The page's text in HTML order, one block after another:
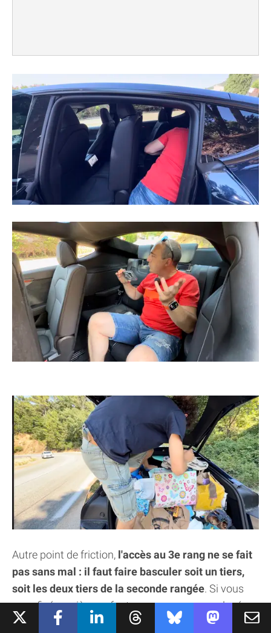
Autre point de friction, l'accès au 3e rang ne se fait
pas sans mal : il faut faire basculer soit un tiers,
soit les deux tiers de la seconde rangée. Si vous
avez fixé un siège-enfant ou que vous avez placé
des bagages par terre, impossible de bouger les